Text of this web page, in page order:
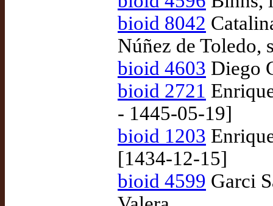
bioid 8042
Núñez de Toledo,
bioid 4603 Diego
bioid 2721
- 1445-05-19]
bioid 1203
[1434-12-15]
bioid 4599 Garci